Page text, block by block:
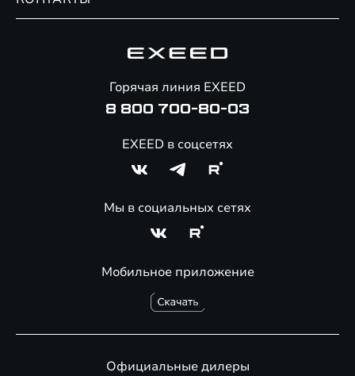
Помощь на дорогах
Мобильное приложение
Горячая линия EXEED
8 800 700-80-03
EXEED в соцсетях
Мы в социальных сетях
Официальные дилеры